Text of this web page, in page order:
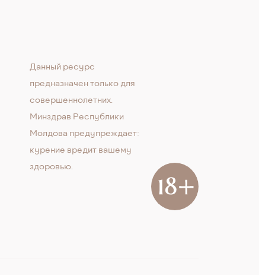
Данный ресурс
предназначен только для
совершеннолетних.
Минздрав Республики
Молдова предупреждает:
курение вредит вашему
здоровью.